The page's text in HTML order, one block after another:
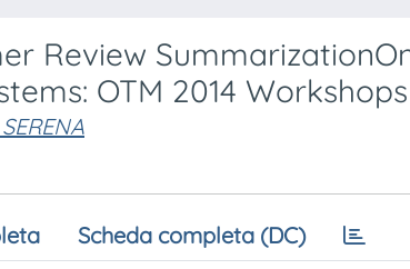
Review
OTM 2014 Workshops
Scheda completa (DC)